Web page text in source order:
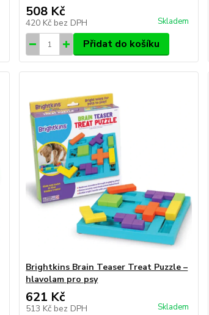
508 Kč
420 Kč bez DPH Skladem
Přidat do košíku
Brightkins Brain Teaser Treat Puzzle –
hlavolam pro psy
621 Kč
513 Kč bez DPH Skladem